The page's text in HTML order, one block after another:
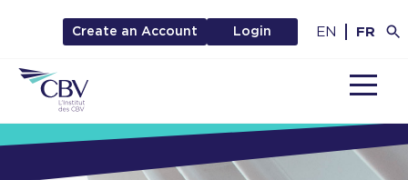
Create an Account Login EN FR